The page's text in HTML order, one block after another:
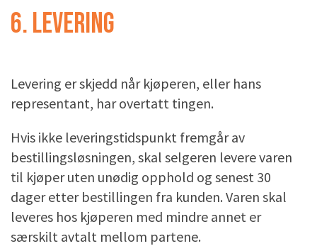
6. LEVERING
Levering er skjedd når kjøperen, eller hans
representant, har overtatt tingen.
Hvis ikke leveringstidspunkt fremgår av
bestillingsløsningen, skal selgeren levere varen
til kjøper uten unødig opphold og senest 30
dager etter bestillingen fra kunden. Varen skal
leveres hos kjøperen med mindre annet er
særskilt avtalt mellom partene.